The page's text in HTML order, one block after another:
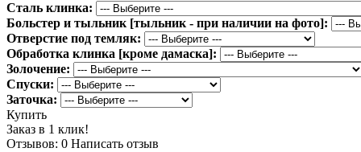
Сталь клинка:
Больстер и тыльник [тыльник - при наличии на фото]:
Отверстие под темляк:
Обработка клинка [кроме дамаска]:
Золочение:
Спуски:
Заточка:
Купить
Заказ в 1 клик!
Отзывов: 0 Написать отзыв